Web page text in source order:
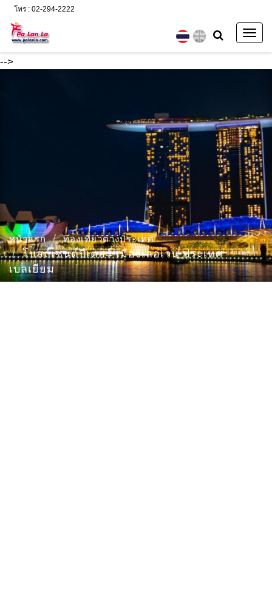
-->
โทร : 02-294-2222
หน้าแรก ท่องเที่ยวต่างประเทศ
โบสถ์เซนต์ปีเตอร์ เมืองเลอเวน ประเทศ
เบลเยียม